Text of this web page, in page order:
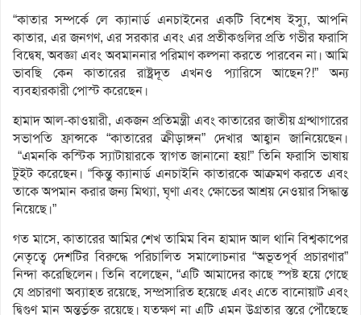
“কাতার সম্পর্কে লে ক্যানার্ড এনচাইনের একটি বিশেষ ইস্যু, আপনি
কাতার, এর জনগণ, এর সরকার এবং এর প্রতীকগুলির প্রতি গভীর ফরাসি
বিদ্বেষ, অবজ্ঞা এবং অবমাননার পরিমাণ কল্পনা করতে পারবেন না। আমি
ভাবছি কেন কাতারের রাষ্ট্রদূত এখনও প্যারিসে আছেন?!” অন্য
ব্যবহারকারী পোস্ট করেছেন।
হামাদ আল-কাওয়ারী, একজন প্রতিমন্ত্রী এবং কাতারের জাতীয় গ্রন্থাগারের
সভাপতি ফ্রান্সকে “কাতারের ক্রীড়াঙ্গন” দেখার আহ্বান জানিয়েছেন।
“এমনকি কস্টিক স্যাটায়ারকে স্বাগত জানানো হয়!” তিনি ফরাসি ভাষায়
টুইট করেছেন। “কিন্তু ক্যানার্ড এনচাইনি কাতারকে আক্রমণ করতে এবং
তাকে অপমান করার জন্য মিথ্যা, ঘৃণা এবং ক্ষোভের আশ্রয় নেওয়ার সিদ্ধান্ত
নিয়েছে।”
গত মাসে, কাতারের আমির শেখ তামিম বিন হামাদ আল থানি বিশ্বকাপের
নেতৃত্বে দেশটির বিরুদ্ধে পরিচালিত সমালোচনার “অভূতপূর্ব প্রচারণার”
নিন্দা করেছিলেন। তিনি বলেছেন, “এটি আমাদের কাছে স্পষ্ট হয়ে গেছে
যে প্রচারণা অব্যাহত রয়েছে, সম্প্রসারিত হয়েছে এবং এতে বানোয়াট এবং
দ্বিগুণ মান অন্তর্ভুক্ত রয়েছে। যতক্ষণ না এটি এমন উগ্রতার স্তরে পৌঁছেছে